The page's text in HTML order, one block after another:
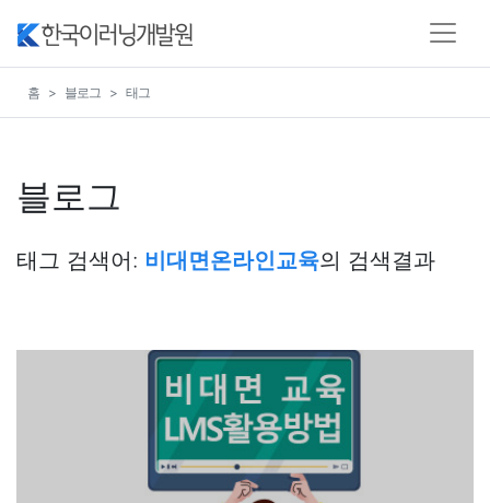
홈 블로그 태그
블로그
태그 검색어: 비대면온라인교육의 검색결과